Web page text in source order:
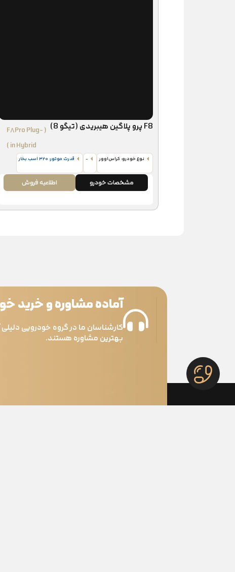
F8 پرو پلاگین هیبریدی (تیگو 8)
( F۸Pro Plug-
in Hybrid )
نوع خودرو: کراس‌اوور - قدرت موتور: ۳۲۰ اسب‌ بخار
اطلاعیه فروش مشخصات خودرو
آماده مشاوره و خرید
کارشناسان ما در گروه خودرویی
بهترین مشاوره هستند.